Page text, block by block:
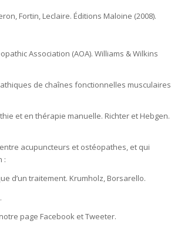
Fortin, Leclaire. Éditions Maloine (2008).
Association (AOA). Williams & Wilkins
de chaînes fonctionnelles musculaires
et en thérapie manuelle. Richter et Hebgen.
acupuncteurs et ostéopathes, et qui
:
d’un traitement. Krumholz, Borsarello.
page Facebook etTweeter.